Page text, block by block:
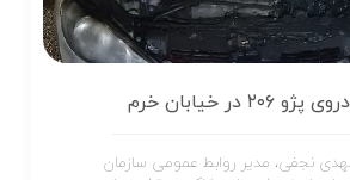
در خیابان خرم
نجفی، مدیر روابط عمومی سازمان